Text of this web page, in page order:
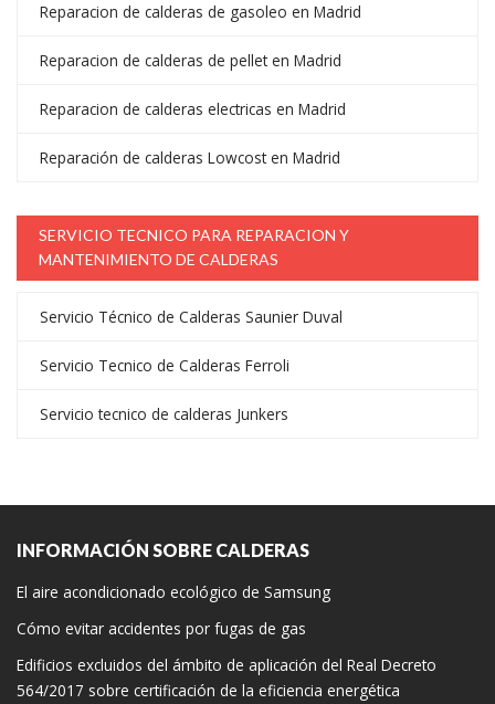
Reparacion de calderas de gasoleo en Madrid
Reparacion de calderas de pellet en Madrid
Reparacion de calderas electricas en Madrid
Reparación de calderas Lowcost en Madrid
SERVICIO TECNICO PARA REPARACION Y
MANTENIMIENTO DE CALDERAS
Servicio Técnico de Calderas Saunier Duval
Servicio Tecnico de Calderas Ferroli
Servicio tecnico de calderas Junkers
INFORMACIÓN SOBRE CALDERAS
El aire acondicionado ecológico de Samsung
Cómo evitar accidentes por fugas de gas
Edificios excluidos del ámbito de aplicación del Real Decreto
564/2017 sobre certificación de la eficiencia energética